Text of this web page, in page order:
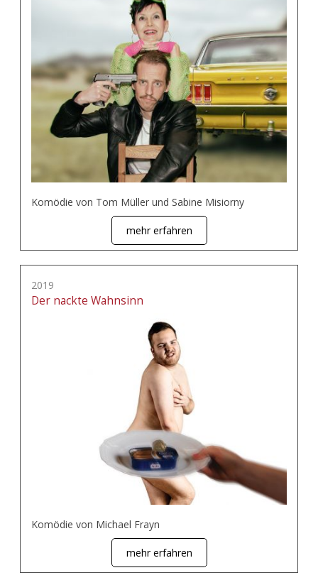
Komödie von Tom Müller und Sabine Misiorny
mehr erfahren
2019
Der nackte Wahnsinn
Komödie von Michael Frayn
mehr erfahren